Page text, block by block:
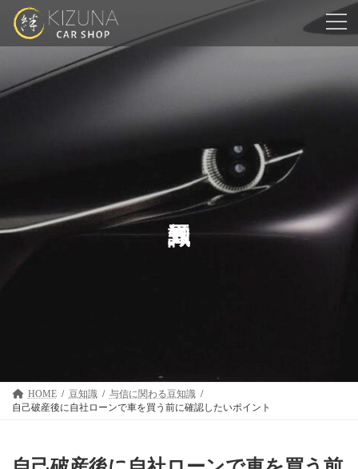
ン
ス
ー
ン
HOME 豆知識
与信に関わる豆知識
自己破産後に自社ローンで車を買う前に確認したいポイント